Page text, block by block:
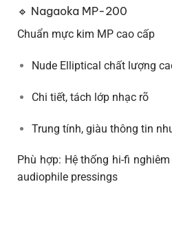
🔹 Nagaoka MP-200
Chuẩn mực kim MP cao cấp
Nude Elliptical chất lượng
Chi tiết, tách lớp nhạc rõ
Trung tính, giàu thông tin
Phù hợp: Hệ thống hi-fi
audiophile pressings